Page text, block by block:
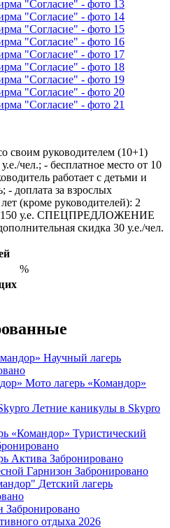
своим руководителем (10+1)
чел.; - бесплатное место от 10
работает с детьми и
- доплата за взрослых
(кроме руководителей): 2
– 150 у.е. СПЕЦПРЕДЛОЖЕНИЕ
скидка 30 у.е./чел.
%
Научный лагерь
Мото лагерь «Командор»
Летние каникулы в Skypro
Туристический
Актива Забронировано
Гарнизон Забронировано
Детский лагерь
Забронировано